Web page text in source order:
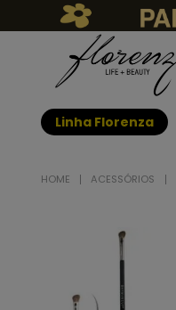
Linha Florenza
ACESSÓRIOS